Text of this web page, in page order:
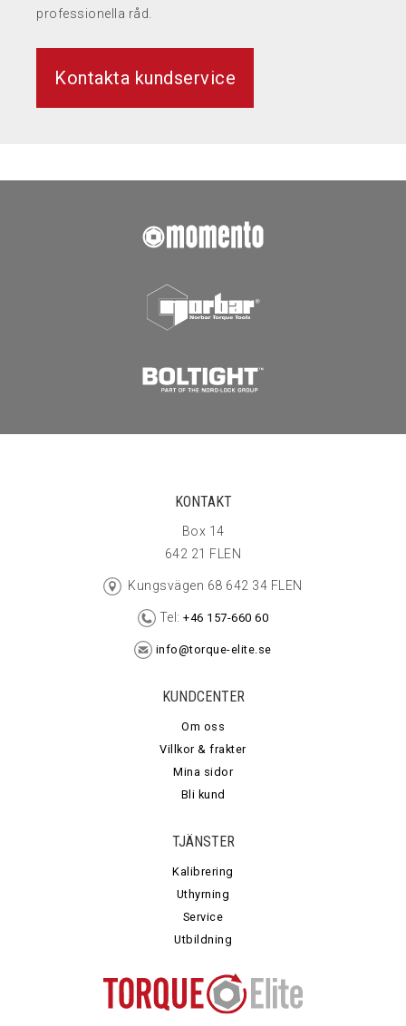
professionella råd.
Kontakta kundservice
KONTAKT
Box 14
642 21 FLEN
Kungsvägen 68 642 34 FLEN
Tel: +46 157-660 60
info@torque-elite.se
KUNDCENTER
Om oss
Villkor & frakter
Mina sidor
Bli kund
TJÄNSTER
Kalibrering
Uthyrning
Service
Utbildning